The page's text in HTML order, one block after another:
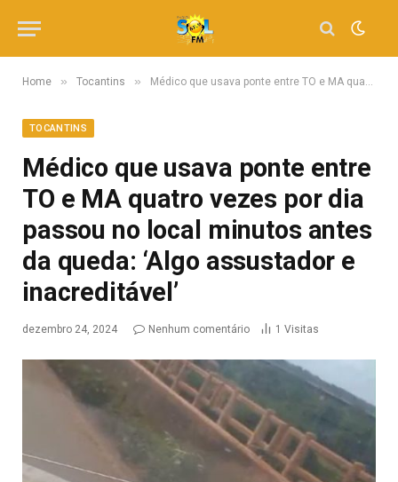
Home » Tocantins » Médico que usava ponte entre TO e MA quatro vezes por dia passou no local minutos antes da queda: ‘Algo assustador e inacreditável’
TOCANTINS
Médico que usava ponte entre
TO e MA quatro vezes por dia
passou no local minutos antes
da queda: ‘Algo assustador e
inacreditável’
dezembro 24, 2024 Nenhum comentário 1 Visitas